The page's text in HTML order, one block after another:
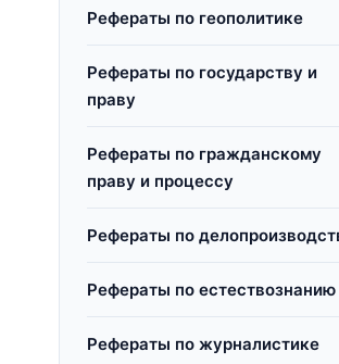
Рефераты по геополитике
Рефераты по государству и
праву
Рефераты по гражданскому
праву и процессу
Рефераты по
Рефераты по естествознанию
Рефераты по журналистике